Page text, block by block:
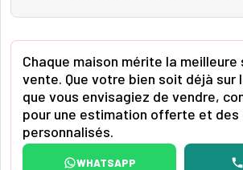
Chaque maison mérite la
vente. Que votre bien soit déjà sur
que vous envisagiez de vendre,
pour une estimation offerte et des
personnalisés.
WHATSAPP